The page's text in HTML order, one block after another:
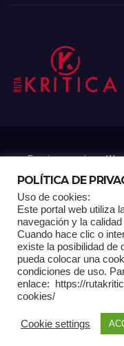
Funciona gracias a
Home Análisis Carrito
Multimedia
POLÍTICA DE
Uso de cookies:
Este portal web utiliza
navegación y la
Cuando hace clic o
existe la posibilidad de
pueda colocar una
condiciones de uso.
enlace: https://
cookies/
Cookie settings